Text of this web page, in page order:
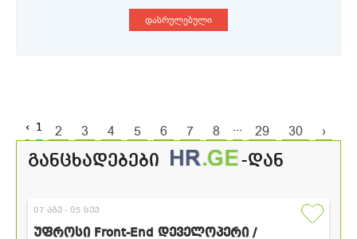
დასრულებული
‹ 1 2 3 4 5 6 7 8 ... 29 30 ›